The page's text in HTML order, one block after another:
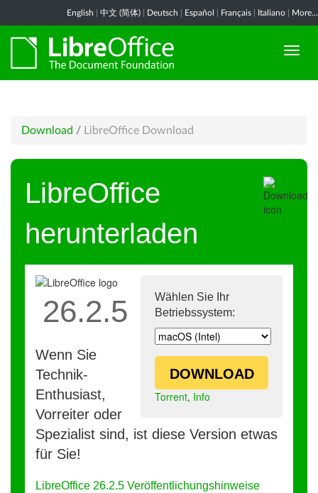
English 中文 (简体) Deutsch Español Français Italiano More...
Download / LibreOffice Download
LibreOffice
herunterladen
Wählen Sie Ihr
Betriebssystem:
DOWNLOAD
Torrent, Info
26.2.5
Wenn Sie
Technik-
Enthusiast,
Vorreiter oder
Spezialist sind, ist diese Version etwas
für Sie!
LibreOffice 26.2.5 Veröffentlichungshinweise